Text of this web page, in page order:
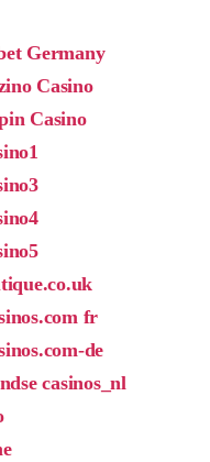
Germany
Casino
Casino
fr
de
casinos_nl